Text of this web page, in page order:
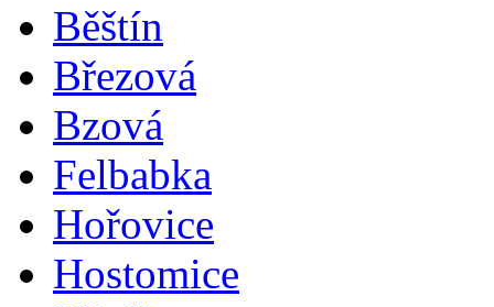
Běštín
Březová
Bzová
Felbabka
Hořovice
Hostomice